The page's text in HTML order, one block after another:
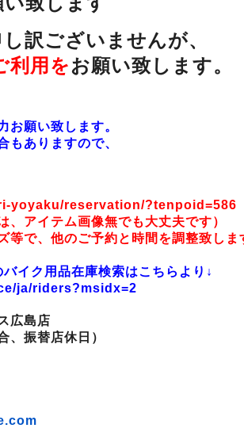
訳ございませんが、
利用をお願い致します。
お願い致します。
もありますので、
yoyaku/reservation/?tenpoid=586
、アイテム画像無でも大丈夫です）
等で、他のご予約と時間を調整致しま
イク用品在庫検索はこちらより↓
ja/riders?msidx=2
広島店
、振替店休日）